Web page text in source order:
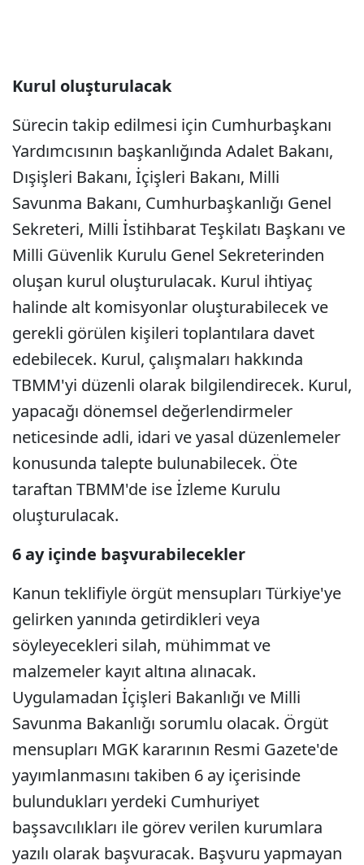
Kurul oluşturulacak
Sürecin takip edilmesi için Cumhurbaşkanı
Yardımcısının başkanlığında Adalet Bakanı,
Dışişleri Bakanı, İçişleri Bakanı, Milli
Savunma Bakanı, Cumhurbaşkanlığı Genel
Sekreteri, Milli İstihbarat Teşkilatı Başkanı ve
Milli Güvenlik Kurulu Genel Sekreterinden
oluşan kurul oluşturulacak. Kurul ihtiyaç
halinde alt komisyonlar oluşturabilecek ve
gerekli görülen kişileri toplantılara davet
edebilecek. Kurul, çalışmaları hakkında
TBMM'yi düzenli olarak bilgilendirecek. Kurul,
yapacağı dönemsel değerlendirmeler
neticesinde adli, idari ve yasal düzenlemeler
konusunda talepte bulunabilecek. Öte
taraftan TBMM'de ise İzleme Kurulu
oluşturulacak.
6 ay içinde başvurabilecekler
Kanun teklifiyle örgüt mensupları Türkiye'ye
gelirken yanında getirdikleri veya
söyleyecekleri silah, mühimmat ve
malzemeler kayıt altına alınacak.
Uygulamadan İçişleri Bakanlığı ve Milli
Savunma Bakanlığı sorumlu olacak. Örgüt
mensupları MGK kararının Resmi Gazete'de
yayımlanmasını takiben 6 ay içerisinde
bulundukları yerdeki Cumhuriyet
başsavcılıkları ile görev verilen kurumlara
yazılı olarak başvuracak. Başvuru yapmayan